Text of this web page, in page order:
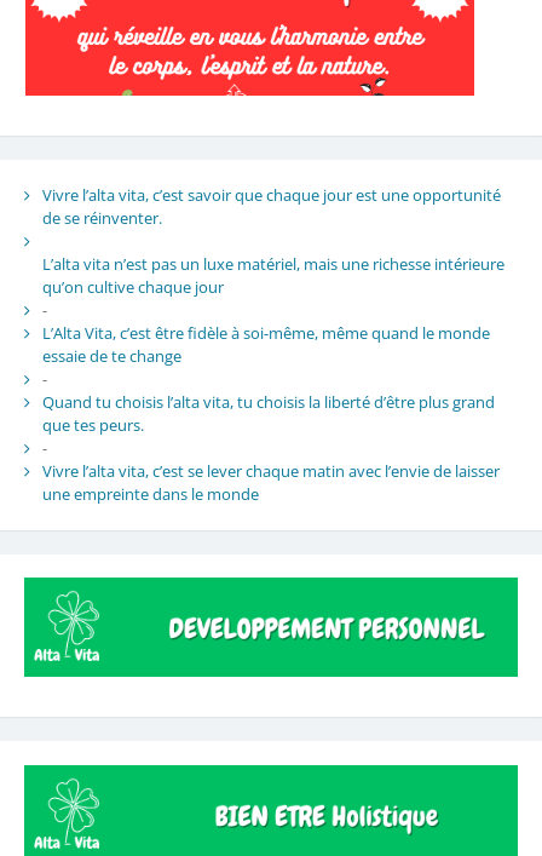
Vivre l’alta vita, c’est savoir que chaque jour est une opportunité
de se réinventer.
L’alta vita n’est pas un luxe matériel, mais une richesse intérieure
qu’on cultive chaque jour
-
L’Alta Vita, c’est être fidèle à soi-même, même quand le monde
essaie de te change
-
Quand tu choisis l’alta vita, tu choisis la liberté d’être plus grand
que tes peurs.
-
Vivre l’alta vita, c’est se lever chaque matin avec l’envie de laisser
une empreinte dans le monde